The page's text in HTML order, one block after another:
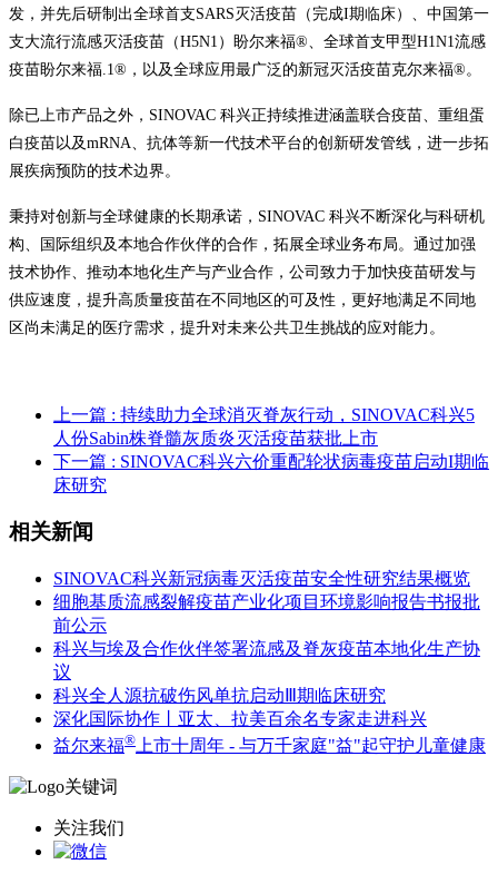
发，并先后研制出全球首支SARS灭活疫苗（完成I期临床）、中国第一
支大流行流感灭活疫苗（H5N1）盼尔来福®、全球首支甲型H1N1流感
疫苗盼尔来福.1®，以及全球应用最广泛的新冠灭活疫苗克尔来福®。
除已上市产品之外，SINOVAC 科兴正持续推进涵盖联合疫苗、重组蛋
白疫苗以及mRNA、抗体等新一代技术平台的创新研发管线，进一步拓
展疾病预防的技术边界。
秉持对创新与全球健康的长期承诺，SINOVAC 科兴不断深化与科研机
构、国际组织及本地合作伙伴的合作，拓展全球业务布局。通过加强
技术协作、推动本地化生产与产业合作，公司致力于加快疫苗研发与
供应速度，提升高质量疫苗在不同地区的可及性，更好地满足不同地
区尚未满足的医疗需求，提升对未来公共卫生挑战的应对能力。
上一篇 : 持续助力全球消灭脊灰行动，SINOVAC科兴5
人份Sabin株脊髓灰质炎灭活疫苗获批上市
下一篇 : SINOVAC科兴六价重配轮状病毒疫苗启动I期临
床研究
相关新闻
SINOVAC科兴新冠病毒灭活疫苗安全性研究结果概览
细胞基质流感裂解疫苗产业化项目环境影响报告书报批
前公示
科兴与埃及合作伙伴签署流感及脊灰疫苗本地化生产协
议
科兴全人源抗破伤风单抗启动Ⅲ期临床研究
深化国际协作丨亚太、拉美百余名专家走进科兴
益尔来福® 上市十周年 - 与万千家庭"益"起守护儿童健康
关注我们